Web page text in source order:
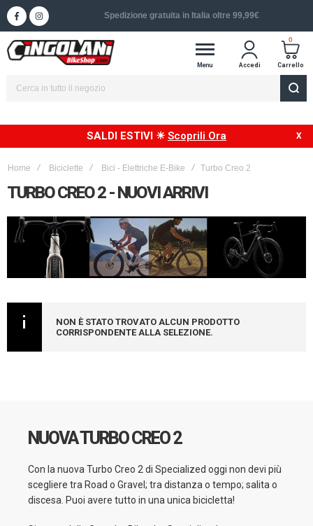
Spedizione in 24/48h in Italia
Menu Accedi
0
Carrello
SALDI ESTIVI ☀ Scoprili Ora
Home Biciclette Bici - Elettriche E-Bike Turbo Creo 2
TURBO CREO 2 - NUOVI ARRIVI
NON È STATO TROVATO ALCUN PRODOTTO
CORRISPONDENTE ALLA SELEZIONE.
NUOVA TURBO CREO 2
Con la nuova Turbo Creo 2 di Specialized oggi non devi più
scegliere tra Road o Gravel; tra distanza o tempo; salita o
discesa. Puoi avere tutto in una unica bicicletta!